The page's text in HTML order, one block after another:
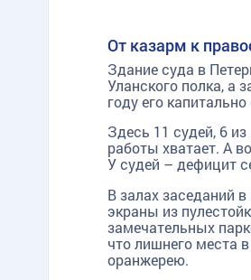
От казарм к
Здание суда в
Уланского полка, а
году его
Здесь 11 судей, 6
работы хватает. А
У судей – дефицит
В залах заседаний
экраны из
замечательных
что лишнего места
оранжерею.